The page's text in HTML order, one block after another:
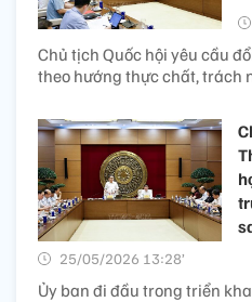
Chủ tịch Quốc hội yêu cầu
theo hướng thực chất, trách
25/05/2026 13:28’
Ủy ban đi đầu trong triển